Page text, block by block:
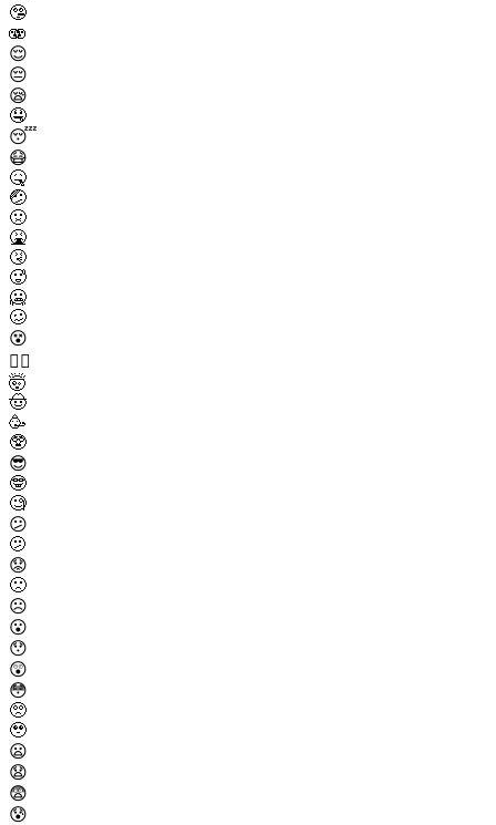
🤥
🫨
😌
😔
😪
🤤
😴
😷
🤒
🤕
🤢
🤮
🤧
🥵
🥶
🥴
😵
😵‍💫
🤯
🤠
🥳
🥸
😎
🤓
🧐
😕
🫤
😟
🙁
☹️
😮
😯
😲
😳
🥺
🥹
😦
😧
😨
😰